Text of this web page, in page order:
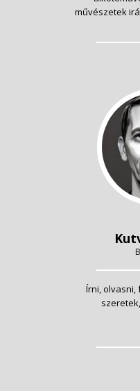
művészetek
Írni, olvasni,